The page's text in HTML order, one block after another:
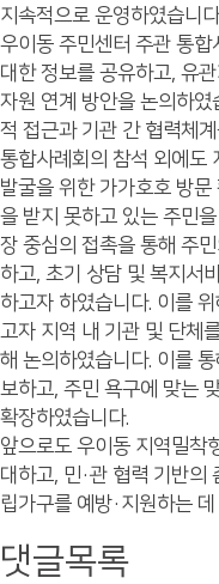
지속적으로 운영하였습니
우이동 주민센터 주관 통합
대한 정보를 공유하고, 유
자원 연계 방안을 논의하
적 접근과 기관 간 협력체
통합사례회의 참석 외에도
발굴을 위한 가가호호 방
을 받지 못하고 있는 주민
장 중심의 접촉을 통해 주
하고, 초기 상담 및 복지서
하고자 하였습니다. 이를
고자 지역 내 기관 및 단체
해 논의하였습니다. 이를
보하고, 주민 욕구에 맞는
확장하였습니다.
앞으로도 우이동 지역밀착
대하고, 민·관 협력 기반의
립가구를 예방·지원하는
댓글목록